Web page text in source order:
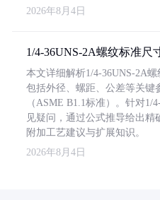
2026年8月4日
1/4-36UNS-2A螺纹标准尺
本文详细解析1/4-36UNS-2A
包括外径、螺距、公差等关键
（ASME B1.1标准）。针对1/
见疑问，通过公式推导给出精
附加工艺建议与扩展知识。
2026年8月4日